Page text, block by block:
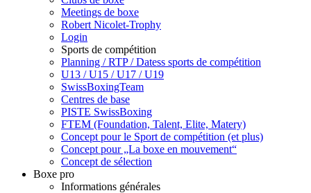
Meetings de boxe
Robert Nicolet-Trophy
Login
Sports de compétition
Planning / RTP / Datess sports de compétition
U13 / U15 / U17 / U19
SwissBoxingTeam
Centres de base
PISTE SwissBoxing
FTEM (Foundation, Talent, Elite, Matery)
Concept pour le Sport de compétition (et plus)
Concept pour „La boxe en mouvement“
Concept de sélection
Boxe pro
Informations générales